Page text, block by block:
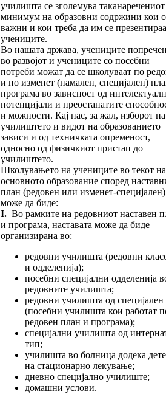
училишта се зголемува таканаречениот
минимум на образовни содржини кои
важни и кои треба да им се
учениците.
Во нашата држава, учениците
во развојот и учениците со посебни
потреби можат да се школуваат по
и по изменет (намален, специјален)
програма во зависност од
потенцијали и преостанатите
и можности. Кај нас, за жал, изборот на
училиштето и видот на образованието
зависи и од техничката опременост,
односно од физичкиот пристап до
училиштето.
Школувањето на учениците во текот на
основното образование според
план (редовен или изменет-специјален)
може да биде:
I.Во рамките на редовниот наставен
и програма, наставата може да биде
организирана во:
редовни училишта (редовни
и одделенија);
посебни специјални одделенија
редовните училишта;
редовни училишта од специјален
(посебни училишта кои работат
редовен план и програма);
специјални училишта од
тип;
училишта во болница додека
на стационарно лекување;
дневно специјално училиште;
домашни услови.